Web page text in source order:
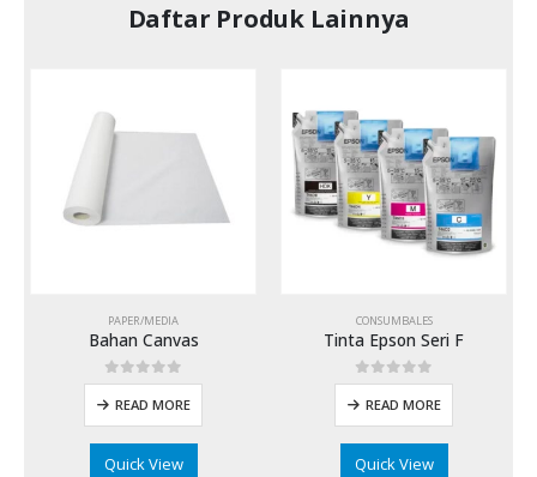
Daftar Produk Lainnya
PAPER/MEDIA
Bahan Canvas
0out of 5
READ MORE
Quick View
CONSUMBALES
Tinta Epson Seri F
0out of 5
READ MORE
Quick View